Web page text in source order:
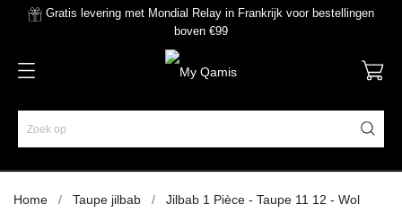
Gratis levering met Mondial Relay in Frankrijk voor bestellingen
boven €99
Home Taupe jilbab
Jilbab 1 Pièce - Taupe 11 12 - Wol